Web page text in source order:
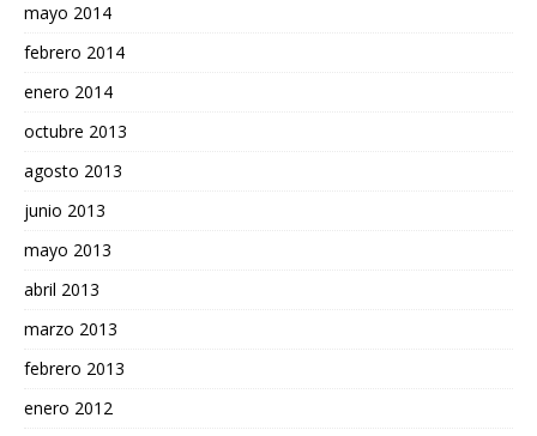
mayo 2014
febrero 2014
enero 2014
octubre 2013
agosto 2013
junio 2013
mayo 2013
abril 2013
marzo 2013
febrero 2013
enero 2012